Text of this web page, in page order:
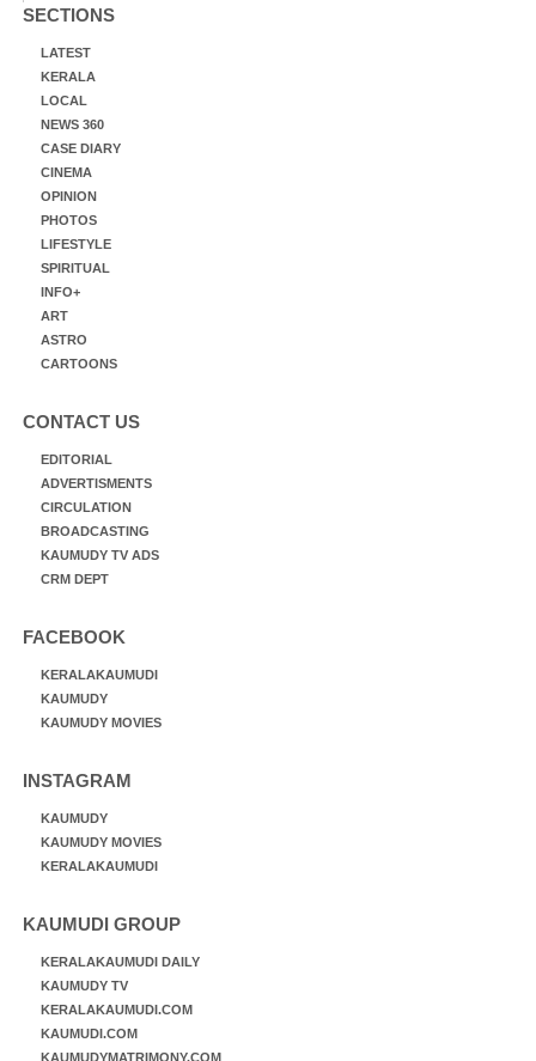
SECTIONS
LATEST
KERALA
LOCAL
NEWS 360
CASE DIARY
CINEMA
OPINION
PHOTOS
LIFESTYLE
SPIRITUAL
INFO+
ART
ASTRO
CARTOONS
CONTACT US
EDITORIAL
ADVERTISMENTS
CIRCULATION
BROADCASTING
KAUMUDY TV ADS
CRM DEPT
FACEBOOK
KERALAKAUMUDI
KAUMUDY
KAUMUDY MOVIES
INSTAGRAM
KAUMUDY
KAUMUDY MOVIES
KERALAKAUMUDI
KAUMUDI GROUP
KERALAKAUMUDI DAILY
KAUMUDY TV
KERALAKAUMUDI.COM
KAUMUDI.COM
KAUMUDYMATRIMONY.COM